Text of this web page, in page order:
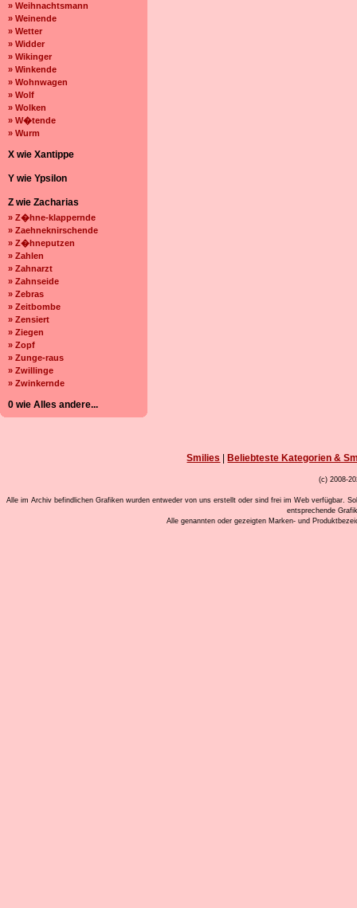
» Weihnachtsmann
» Weinende
» Wetter
» Widder
» Wikinger
» Winkende
» Wohnwagen
» Wolf
» Wolken
» W�tende
» Wurm
X wie Xantippe
Y wie Ypsilon
Z wie Zacharias
» Z�hne-klappernde
» Zaehneknirschende
» Z�hneputzen
» Zahlen
» Zahnarzt
» Zahnseide
» Zebras
» Zeitbombe
» Zensiert
» Ziegen
» Zopf
» Zunge-raus
» Zwillinge
» Zwinkernde
0 wie Alles andere...
Smilies Beliebteste Kategorien &
(c) 2008-
Alle im Archiv befindlichen Grafiken wurden entweder von uns erstellt oder sind frei im Web verfügbar.
entsprechende
Alle genannten oder gezeigten Marken- und